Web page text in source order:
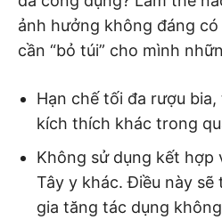
ảnh hưởng không đáng
cần “bỏ túi” cho mình
Hạn chế tối đa rượu
kích thích khác trong
Không sử dụng kết hợp
Tây y khác. Điều này sẽ
gia tăng tác dụng